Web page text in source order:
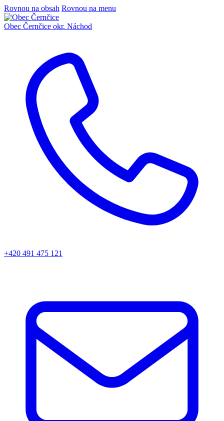
Rovnou na obsah Rovnou na menu
Obec Černčice okr. Náchod
+420 491 475 121